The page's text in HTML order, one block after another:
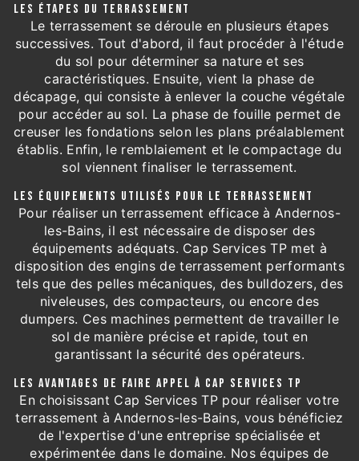
LES ÉTAPES DU TERRASSEMENT
Le terrassement se déroule en plusieurs étapes
successives. Tout d'abord, il faut procéder à l'étude
du sol pour déterminer sa nature et ses
caractéristiques. Ensuite, vient la phase de
décapage, qui consiste à enlever la couche végétale
pour accéder au sol. La phase de fouille permet de
creuser les fondations selon les plans préalablement
établis. Enfin, le remblaiement et le compactage du
sol viennent finaliser le terrassement.
LES ÉQUIPEMENTS UTILISÉS POUR LE TERRASSEMENT
Pour réaliser un terrassement efficace à Andernos-
les-Bains, il est nécessaire de disposer des
équipements adéquats. Cap Services TP met à
disposition des engins de terrassement performants
tels que des pelles mécaniques, des bulldozers, des
niveleuses, des compacteurs, ou encore des
dumpers. Ces machines permettent de travailler le
sol de manière précise et rapide, tout en
garantissant la sécurité des opérateurs.
LES AVANTAGES DE FAIRE APPEL À CAP SERVICES TP
En choisissant Cap Services TP pour réaliser votre
terrassement à Andernos-les-Bains, vous bénéficiez
de l'expertise d'une entreprise spécialisée et
expérimentée dans le domaine. Nos équipes de